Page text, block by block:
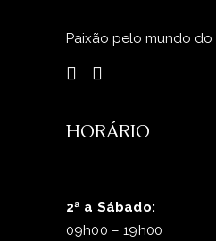
Paixão pelo mundo do
HORÁRIO
2ª a Sábado:
09h00 – 19h00